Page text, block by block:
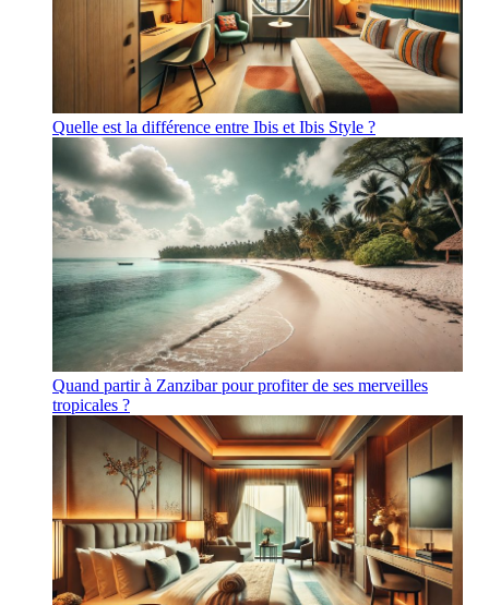
Quelle est la différence entre Ibis et Ibis Style ?
Quand partir à Zanzibar pour profiter de ses merveilles
tropicales ?